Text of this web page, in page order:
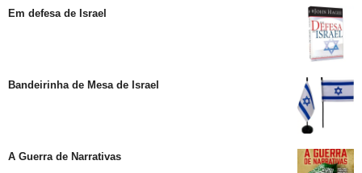
Em defesa de Israel
Bandeirinha de Mesa de Israel
A Guerra de Narrativas